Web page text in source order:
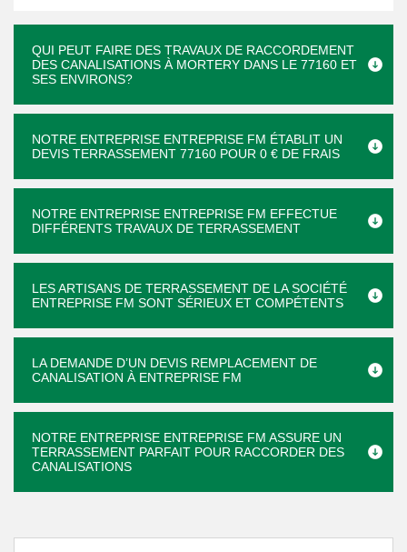
QUI PEUT FAIRE DES TRAVAUX DE RACCORDEMENT
DES CANALISATIONS À MORTERY DANS LE 77160 ET
SES ENVIRONS?
NOTRE ENTREPRISE ENTREPRISE FM ÉTABLIT UN
DEVIS TERRASSEMENT 77160 POUR 0 € DE FRAIS
NOTRE ENTREPRISE ENTREPRISE FM EFFECTUE
DIFFÉRENTS TRAVAUX DE TERRASSEMENT
LES ARTISANS DE TERRASSEMENT DE LA SOCIÉTÉ
ENTREPRISE FM SONT SÉRIEUX ET COMPÉTENTS
LA DEMANDE D’UN DEVIS REMPLACEMENT DE
CANALISATION À ENTREPRISE FM
NOTRE ENTREPRISE ENTREPRISE FM ASSURE UN
TERRASSEMENT PARFAIT POUR RACCORDER DES
CANALISATIONS